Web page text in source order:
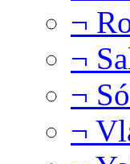
¬
¬
¬
¬